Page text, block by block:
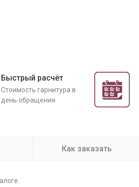
Быстрый расчёт
Cтоимость гарнитура в
день обращения
Как заказать